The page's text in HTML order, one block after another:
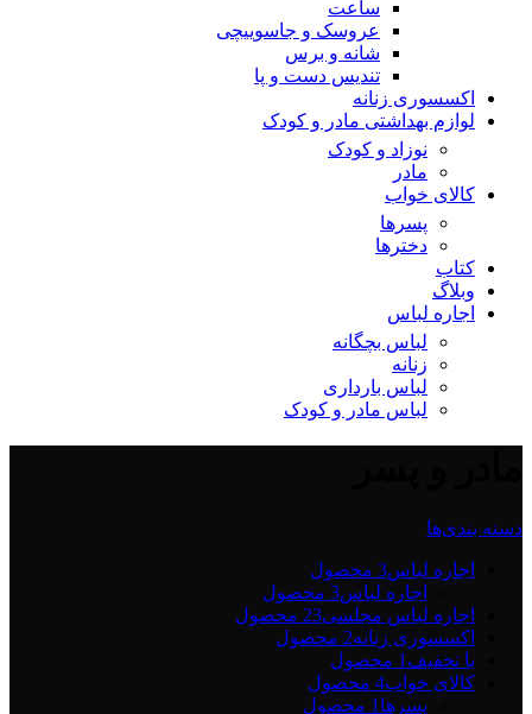
ساعت
عروسک و جاسوییچی
شانه و برس
تندیس دست و پا
اکسسوری زنانه
لوازم بهداشتی مادر و کودک
نوزاد و کودک
مادر
کالای خواب
پسرها
دخترها
کتاب
وبلاگ
اجاره لباس
لباس بچگانه
زنانه
لباس بارداری
لباس مادر و کودک
دسته بندی‌ها
اجاره لباس3 محصول
اجاره لباس3 محصول
اجاره لباس مجلسی23 محصول
اکسسوری زنانه2 محصول
با تخفیف 1 محصول
کالای خواب4 محصول
پسرها 1 محصول